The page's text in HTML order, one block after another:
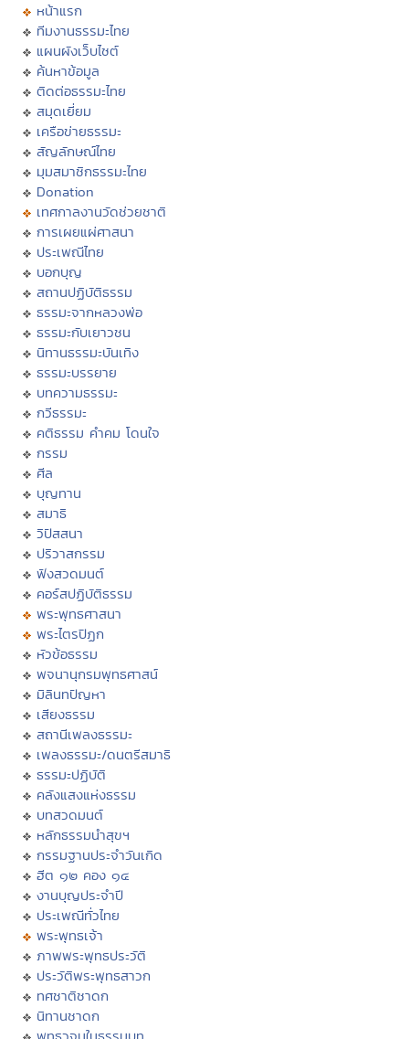
หน้าแรก
ทีมงานธรรมะไทย
แผนผังเว็บไซต์
ค้นหาข้อมูล
ติดต่อธรรมะไทย
สมุดเยี่ยม
เครือข่ายธรรมะ
สัญลักษณ์ไทย
มุมสมาชิกธรรมะไทย
Donation
เทศกาลงานวัดช่วยชาติ
การเผยแผ่ศาสนา
ประเพณีไทย
บอกบุญ
สถานปฏิบัติธรรม
ธรรมะจากหลวงพ่อ
ธรรมะกับเยาวชน
นิทานธรรมะบันเทิง
ธรรมะบรรยาย
บทความธรรมะ
กวีธรรมะ
คติธรรม คำคม โดนใจ
กรรม
ศีล
บุญทาน
สมาธิ
วิปัสสนา
ปริวาสกรรม
ฟังสวดมนต์
คอร์สปฏิบัติธรรม
พระพุทธศาสนา
พระไตรปิฏก
หัวข้อธรรม
พจนานุกรมพุทธศาสน์
มิลินทปัญหา
เสียงธรรม
สถานีเพลงธรรมะ
เพลงธรรมะ/ดนตรีสมาธิ
ธรรมะปฏิบัติ
คลังแสงแห่งธรรม
บทสวดมนต์
หลักธรรมนำสุขฯ
กรรมฐานประจำวันเกิด
ฮีต ๑๒ คอง ๑๔
งานบุญประจำปี
ประเพณีทั่วไทย
พระพุทธเจ้า
ภาพพระพุทธประวัติ
ประวัติพระพุทธสาวก
ทศชาติชาดก
นิทานชาดก